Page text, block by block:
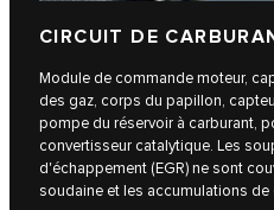
CIRCUIT DE
Module de commande moteur,
des gaz, corps du papillon,
pompe du réservoir à carburant,
convertisseur catalytique. Les
d'échappement (EGR) ne sont
soudaine et les accumulations